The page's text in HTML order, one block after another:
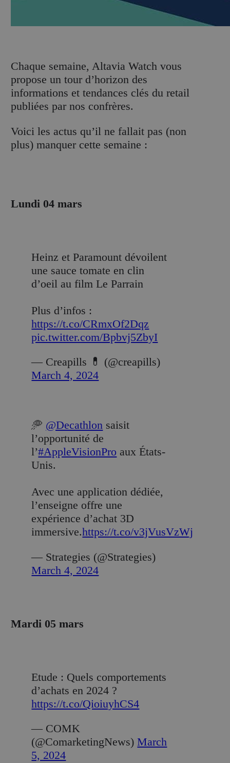
Chaque semaine, Altavia Watch vous
propose un tour d’horizon des
informations et tendances clés du retail
publiées par nos confrères.
Voici les actus qu’il ne fallait pas (non
plus) manquer cette semaine :
Lundi 04 mars
Heinz et Paramount dévoilent
une sauce tomate en clin
d’oeil au film Le Parrain
Plus d’infos :
https://t.co/CRmxOf2Dqz
pic.twitter.com/Bpbvj5ZbyI
— Creapills 💊 (@creapills)
March 4, 2024
🥏 @Decathlon saisit
l’opportunité de
l’#AppleVisionPro aux États-
Unis.
Avec une application dédiée,
l’enseigne offre une
expérience d’achat 3D
immersive.https://t.co/v3jVusVzWj
— Strategies (@Strategies)
March 4, 2024
Mardi 05 mars
Etude : Quels comportements
d’achats en 2024 ?
https://t.co/QioiuyhCS4
— COMK
(@ComarketingNews)March
5, 2024